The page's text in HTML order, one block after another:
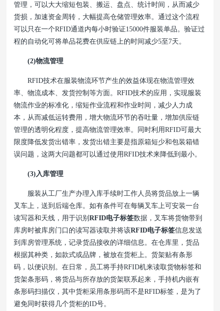
管理，可以大大缩短包装、搬运、盘点、统计时间，从而减少
货损，加速资金周转，大幅提高仓储管理效率。通过这个流程
可以只在一个RFID通道内每小时验证15000件服装单品。验证过
程的自动化可将单品花费在供应链上的时间减少5至7天。
(2)物流管理
RFID技术在服装物流环节产生的效益体现在物流管理效
率、物流成本、发货控制等方面。RFID技术的应用，实现服装
物流作业的标准化，缩短作业流程和作业时间，减少人力成
本，从而减低运转费用，增大物流环节的吞吐量，增加供应链
管理的透明化程度，提高物流管理效率。同时利用RFID可最大
限度降低发货出错率，发货出错主要是指原箱短少和包装箱错
误问题，这两大问题都可以通过使用RFID技术来降低到最小。
(3)入库管理
服装从工厂生产办理入库手续时工作人员将货品放上一辆
叉车上，送到后端仓库。如有条件可在每辆叉车上可安装一台
读写器和天线，用于识别RFID电子标签数据，叉车将货物带到
库房时被库房门口的读写器读取并将该RFID电子标签信息发送
到库房管理系统，记录货品接收的详细信息。在仓库里，货品
根据其种类，如款式或品牌，被放在货柜上。货架贴有条形
码，以便识别。在日常，员工将手持RFID机来读取货物标签和
货架条形码，将货品与所存放的货架联系起来，手持机内嵌有
条形码扫描仪，其中货柜采用条形码而不是RFID标签，是为了
避免同时获得几个货柜的ID号。